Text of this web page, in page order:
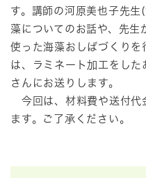
す。講師の河原美也子先
藻についてのお話や、先生
使った海藻おしばづくりを
は、ラミネート加工をし
さんにお送りします。
今回は、材料費や送付代
ます。ご了承ください。